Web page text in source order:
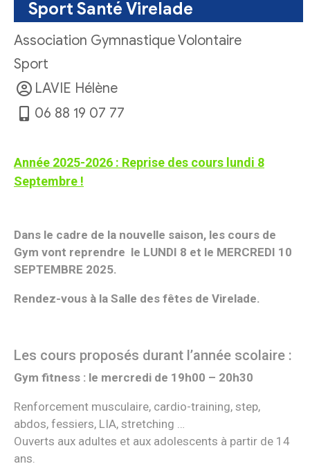
Sport Santé Virelade
Association Gymnastique Volontaire
Sport
LAVIE Hélène
06 88 19 07 77
Année 2025-2026 : Reprise des cours lundi 8
Septembre !
Dans le cadre de la nouvelle saison, les cours de
Gym vont reprendre le LUNDI 8 et le MERCREDI 10
SEPTEMBRE 2025.
Rendez-vous à la Salle des fêtes de Virelade.
Les cours proposés durant l’année scolaire :
Gym fitness : le mercredi de 19h00 – 20h30
Renforcement musculaire, cardio-training, step,
abdos, fessiers, LIA, stretching …
Ouverts aux adultes et aux adolescents à partir de 14
ans.